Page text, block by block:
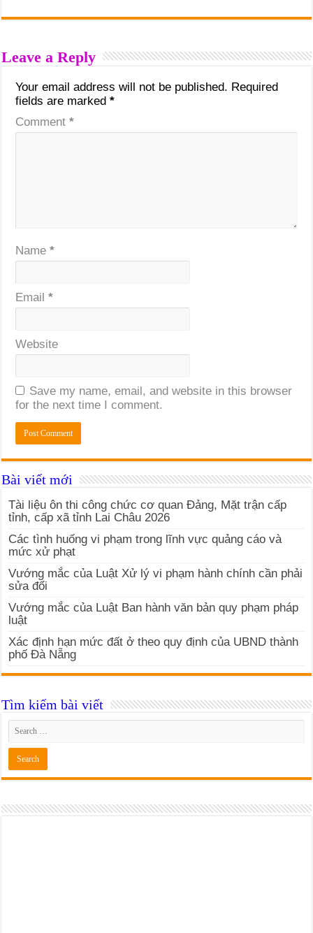
Leave a Reply
Your email address will not be published. Required
fields are marked*
Comment*
Name*
Email*
Website
Save my name, email, and website in this browser
for the next time I comment.
Bài viết mới
Tài liệu ôn thi công chức cơ quan Đảng, Mặt trận cấp
tỉnh, cấp xã tỉnh Lai Châu 2026
Các tình huống vi phạm trong lĩnh vực quảng cáo và
mức xử phạt
Vướng mắc của Luật Xử lý vi phạm hành chính cần phải
sửa đổi
Vướng mắc của Luật Ban hành văn bản quy phạm pháp
luật
Xác định hạn mức đất ở theo quy định của UBND thành
phố Đà Nẵng
Tìm kiếm bài viết